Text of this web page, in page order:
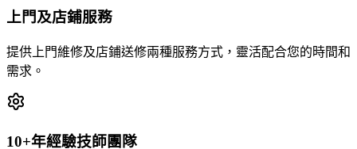
上門及店鋪服務
提供上門維修及店鋪送修兩種服務方式，靈活配合您的時間和
需求。
10+年經驗技師團隊